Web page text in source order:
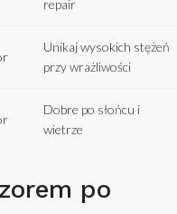
repair
Unikaj wysokich stężeń
przy wrażliwości
Dobre po słońcu i
wietrze
po